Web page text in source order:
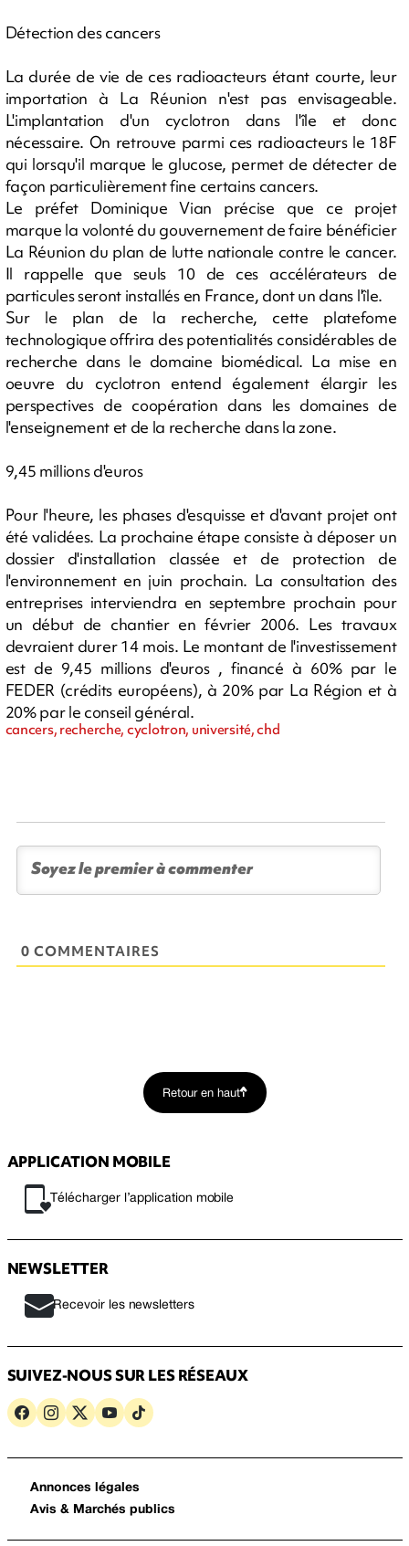
Détection des cancers
La durée de vie de ces radioacteurs étant courte, leur
importation à La Réunion n'est pas envisageable.
L'implantation d'un cyclotron dans l'île et donc
nécessaire. On retrouve parmi ces radioacteurs le 18F
qui lorsqu'il marque le glucose, permet de détecter de
façon particulièrement fine certains cancers.
Le préfet Dominique Vian précise que ce projet
marque la volonté du gouvernement de faire bénéficier
La Réunion du plan de lutte nationale contre le cancer.
Il rappelle que seuls 10 de ces accélérateurs de
particules seront installés en France, dont un dans l'île.
Sur le plan de la recherche, cette platefome
technologique offrira des potentialités considérables de
recherche dans le domaine biomédical. La mise en
oeuvre du cyclotron entend également élargir les
perspectives de coopération dans les domaines de
l'enseignement et de la recherche dans la zone.
9,45 millions d'euros
Pour l'heure, les phases d'esquisse et d'avant projet ont
été validées. La prochaine étape consiste à déposer un
dossier d'installation classée et de protection de
l'environnement en juin prochain. La consultation des
entreprises interviendra en septembre prochain pour
un début de chantier en février 2006. Les travaux
devraient durer 14 mois. Le montant de l'investissement
est de 9,45 millions d'euros , financé à 60% par le
FEDER (crédits européens), à 20% par La Région et à
20% par le conseil général.
cancers, recherche, cyclotron, université, chd
0 COMMENTAIRES
Retour en haut
APPLICATION MOBILE
Télécharger l’application mobile
NEWSLETTER
Recevoir les newsletters
SUIVEZ-NOUS SUR LES RÉSEAUX
Annonces légales
Avis & Marchés publics